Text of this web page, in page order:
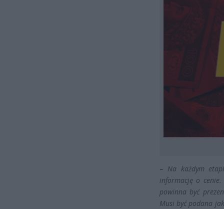
– Na każdym
informację o cenie.
powinna być
Musi być podana